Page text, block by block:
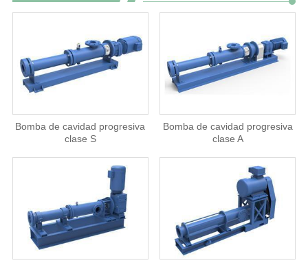
Bomba de cavidad progresiva
clase S
Bomba de cavidad progresiva
clase A